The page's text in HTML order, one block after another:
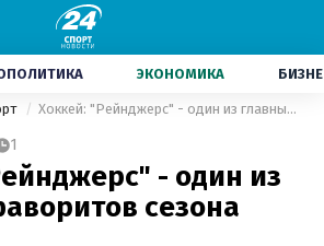
ЭКОНОМИКА
Хоккей: "Рейнджерс" - один из главных фаворитов сезона
1
- один из
сезона